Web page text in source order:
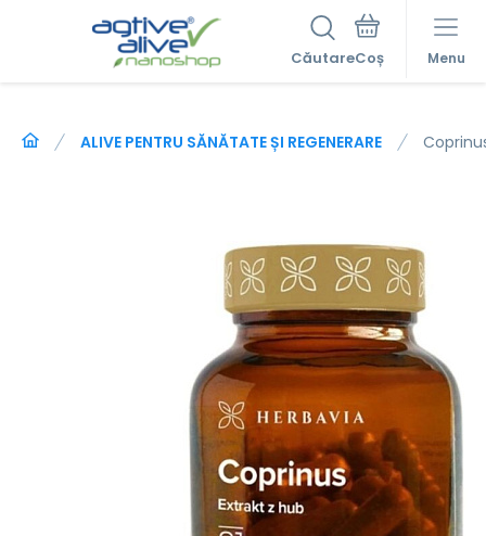
Căutare Menu
ALIVE PENTRU SĂNĂTATE ȘI REGENERARE